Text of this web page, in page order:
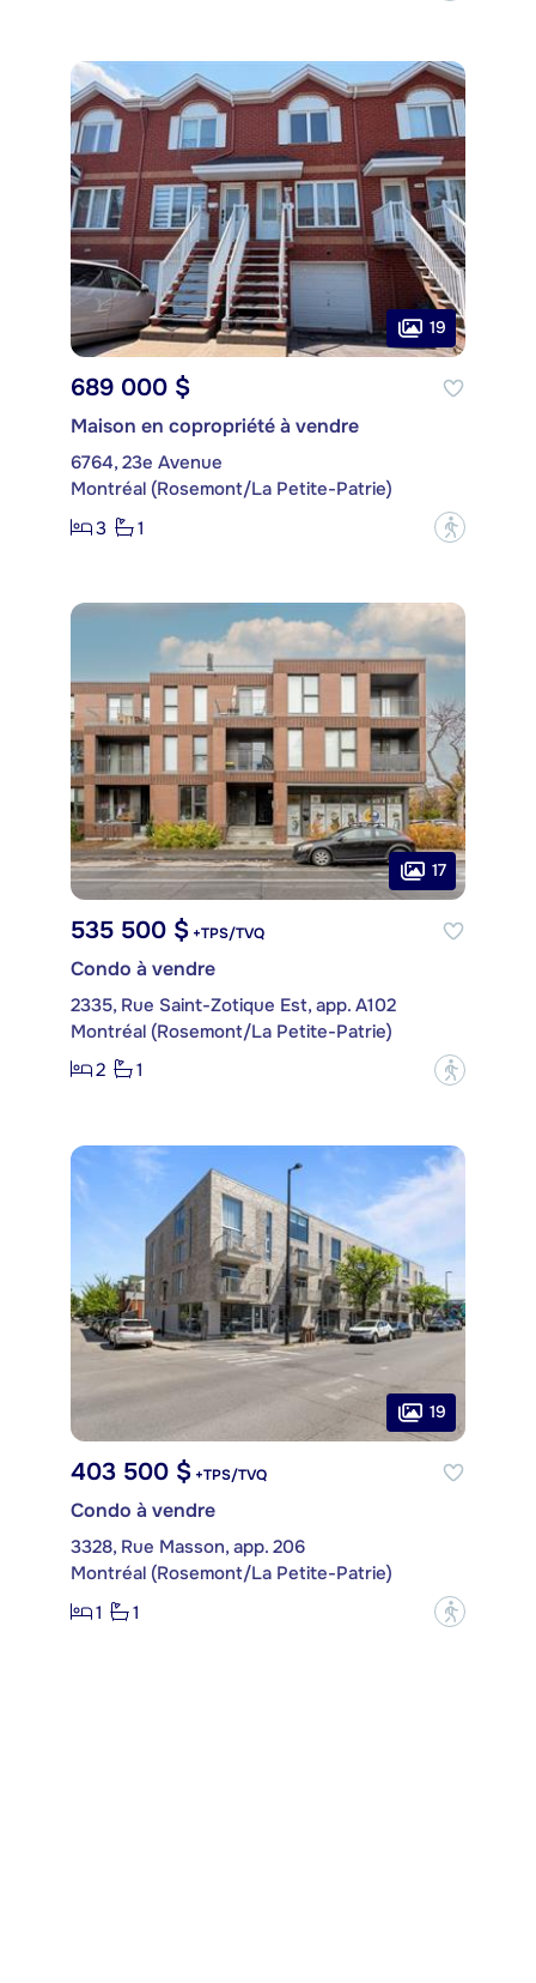
19
689 000 $
Maison en copropriété à vendre
6764, 23e Avenue
Montréal (Rosemont/La Petite-Patrie)
3
1 ?
17
535 500 $ +TPS/TVQ
Condo à vendre
2335, Rue Saint-Zotique Est, app. A102
Montréal (Rosemont/La Petite-Patrie)
2
1 ?
19
403 500 $ +TPS/TVQ
Condo à vendre
3328, Rue Masson, app. 206
Montréal (Rosemont/La Petite-Patrie)
1
1 ?